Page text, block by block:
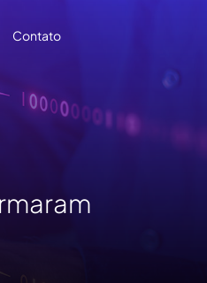
submenu for Conteúdos
Contato